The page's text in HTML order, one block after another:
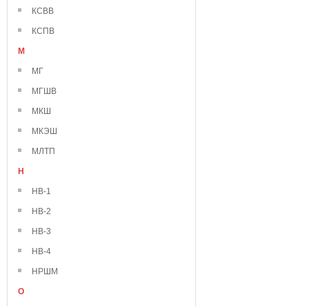
КСВВ
КСПВ
М
МГ
МГШВ
МКШ
МКЭШ
МЛТП
Н
НВ-1
НВ-2
НВ-3
НВ-4
НРШМ
О